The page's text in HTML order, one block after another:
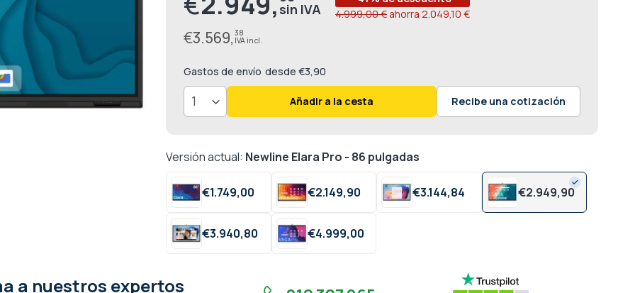
especial
€3.569, 38
4.999,00 € ahorra 2.049,10 €
Gastos de envío desde €3,90
Añadir a la cesta Recibe una cotización
Versión actual: Newline Elara Pro - 86 pulgadas
€1.749,00 €2.149,90 €3.144,84 €2.949,90
€3.940,80 €4.999,00
a nuestros expertos